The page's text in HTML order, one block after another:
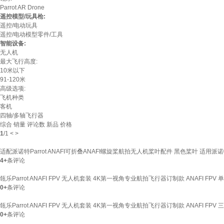
Parrot AR Drone
遥控模型/玩具枪:
遥控/电动玩具
遥控/电动模型零件/工具
智能设备:
无人机
最大飞行高度:
10米以下
91-120米
高级选项:
飞机种类
客机
四轴/多轴飞行器
综合 销量 评论数 新品 价格
1/1 < >
适配派诺特Parrot ANAFI可折叠ANAFI螺旋桨航拍无人机桨叶配件 黑色桨叶 适用派
4+条评论
瓴乐Parrot ANAFI FPV 无人机套装 4K第一视角专业航拍飞行器订制款 ANAFI FPV
0+条评论
瓴乐Parrot ANAFI FPV 无人机套装 4K第一视角专业航拍飞行器订制款 ANAFI FPV
0+条评论